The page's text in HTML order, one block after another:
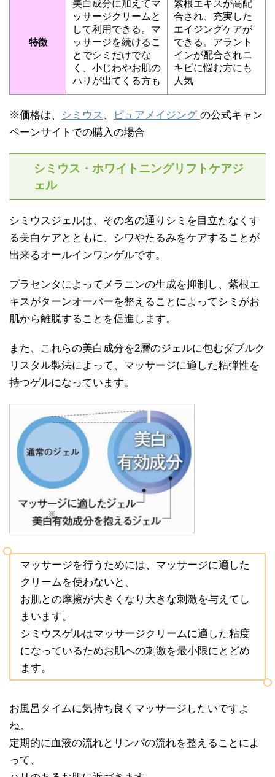
特徴
美白成分に加えてマ
ッサージクリームと
して利用できる。マ
ッサージを続けるこ
とでシミだけでな
く、小じわやお肌の
ハリが出てくる方も
紫根エキスが高配
合され、充実した
エイジングケアが
できる。アラント
インが配合されニ
キビに悩む方にも
人気
※価格は、 シミウス 、 ピュアメイジング の公式キャン
ペーンサイトでの購入の場合
シミウス・ホワイトニングリフトケアジ
ェル
シミウスジェルは、その名の通りシミを目立たなくす
る美白ケアとともに、シワやたるみをケアすることが
出来るオールインワンゲルです。
プラセンタによってメラニンの生成を抑制し、紫根エ
キスがターンオーバーを整えることによってシミがお
肌から離脱することを促進します。
また、これらの美白成分を2層のジェルに包むダブルク
リスタル製法によって、マッサージに適した粘弾性を
持つゲルになっています。
マッサージを行うためには、マッサージに適した
クリームを使わないと、
お肌との摩擦が大きくなり大きな刺激を与えてし
まいます。
シミウスゲルはマッサージクリームに適した粘度
になっているためお肌への刺激を最小限にとどめ
ます。
お風呂タイムに気持ち良くマッサージしたいですよ
ね。
定期的に血液の流れとリンパの流れを整えることによ
って、